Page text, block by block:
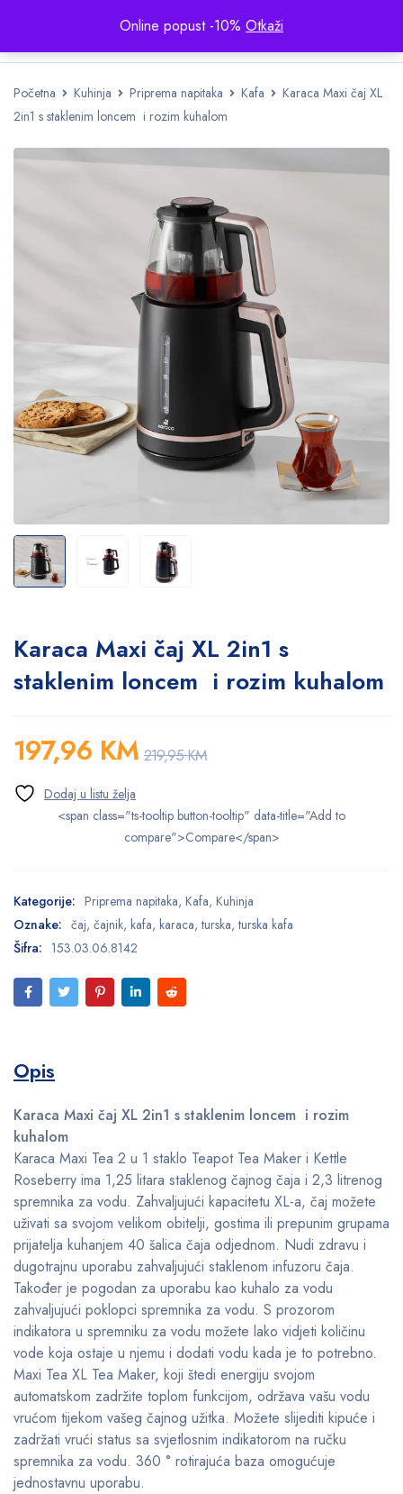
Online popust -10% Otkaži
Početna Kuhinja Priprema napitaka Kafa
Karaca Maxi čaj XL
2in1 s staklenim loncem i rozim kuhalom
Karaca Maxi čaj XL 2in1 s
staklenim loncem i rozim kuhalom
219,95KM
197,96 KM
<span class="ts-tooltip button-tooltip" data-title="Add to
compare">Compare</span>
Kategorije: Priprema napitaka, Kafa, Kuhinja
Oznake: čaj, čajnik, kafa, karaca,turska,turska kafa
Šifra: 153.03.06.8142
Opis
Karaca Maxi čaj XL 2in1 s staklenim loncem i rozim
kuhalom
Karaca Maxi Tea 2 u 1 staklo Teapot Tea Maker i Kettle
Roseberry ima 1,25 litara staklenog čajnog čaja i 2,3 litrenog
spremnika za vodu. Zahvaljujući kapacitetu XL-a, čaj možete
uživati sa svojom velikom obitelji, gostima ili prepunim grupama
prijatelja kuhanjem 40 šalica čaja odjednom. Nudi zdravu i
dugotrajnu uporabu zahvaljujući staklenom infuzoru čaja.
Također je pogodan za uporabu kao kuhalo za vodu
zahvaljujući poklopci spremnika za vodu. S prozorom
indikatora u spremniku za vodu možete lako vidjeti količinu
vode koja ostaje u njemu i dodati vodu kada je to potrebno.
Maxi Tea XL Tea Maker, koji štedi energiju svojom
automatskom zadržite toplom funkcijom, održava vašu vodu
vrućom tijekom vašeg čajnog užitka. Možete slijediti kipuće i
zadržati vrući status sa svjetlosnim indikatorom na ručku
spremnika za vodu. 360 ° rotirajuća baza omogućuje
jednostavnu uporabu.